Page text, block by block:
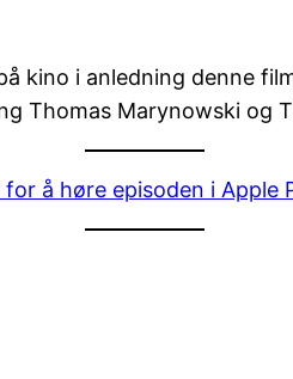
kino i anledning denne
Thomas Marynowski og
for å høre episoden i Apple